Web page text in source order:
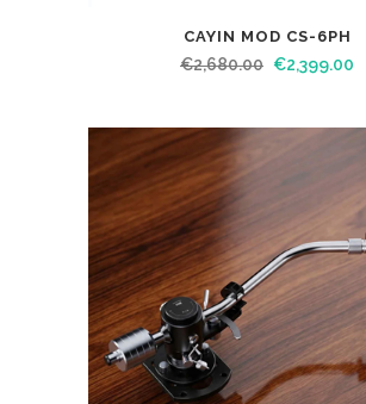
CAYIN MOD CS-6PH
€2,680.00 €2,399.00